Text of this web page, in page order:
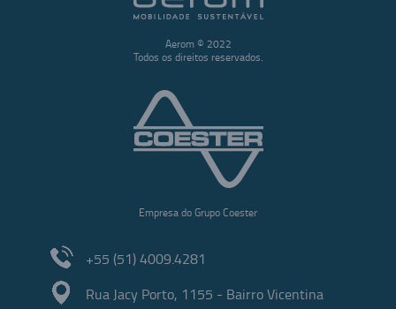
Aerom © 2022
Todos os direitos reservados.
Empresa do Grupo Coester
+55 (51) 4009.4281
Rua Jacy Porto, 1155 - Bairro Vicentina